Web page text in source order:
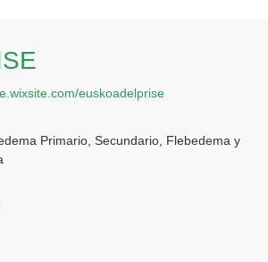
euskoadelprise
Primario, Secundario, Flebedema y